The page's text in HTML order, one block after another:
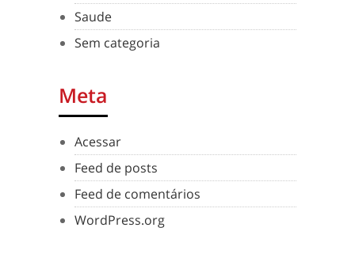
Saude
Sem categoria
Meta
Acessar
Feed de posts
Feed de comentários
WordPress.org